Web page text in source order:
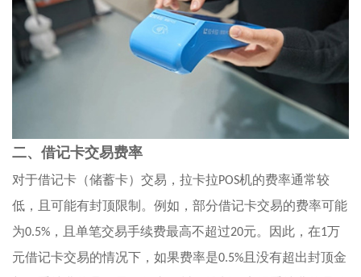
二、借记卡交易费率
对于借记卡（储蓄卡）交易，拉卡拉POS机的费率通常较
低，且可能有封顶限制。例如，部分借记卡交易的费率可能
为0.5% ，且单笔交易手续费最高不超过20元。因此，在1万
元借记卡交易的情况下，如果费率是0.5% 且没有超出封顶金